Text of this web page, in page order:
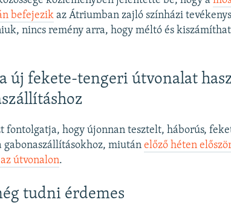
befejezik az Átriumban zajló színházi
nincs remény arra, hogy méltó és
új fekete-tengeri útvonalat
fontolgatja, hogy újonnan tesztelt, háborús,
gabonaszállításokhoz, miutánelőző héten
útvonalon.
tudni érdemes